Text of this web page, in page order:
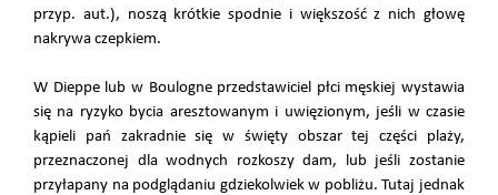
przyp. aut.), noszą krótkie spodnie i większość z nich głowę
nakrywa czepkiem.
W Dieppe lub w Boulogne przedstawiciel płci męskiej wystawia
się na ryzyko bycia aresztowanym i uwięzionym, jeśli w czasie
kąpieli pań zakradnie się w święty obszar tej części plaży,
przeznaczonej dla wodnych rozkoszy dam, lub jeśli zostanie
przyłapany na podglądaniu gdziekolwiek w pobliżu. Tutaj jednak